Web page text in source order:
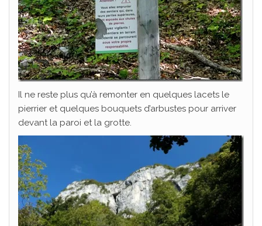
Il ne reste plus qu’à remonter en quelques lacets le
pierrier et quelques bouquets d’arbustes pour arriver
devant la paroi et la grotte.
RECEVOIR LE LIVRE
vous inscrivant ici, vous recevrez des articles, vidéos, offres commerciales,
podcasts et autres conseils pour vous aider à progresser et développer votre
pratique en montagne, et tout ce qui peut vous y aider directement ou
indirectement.
​Vous pouvez vous désabonner à tout ​instant.